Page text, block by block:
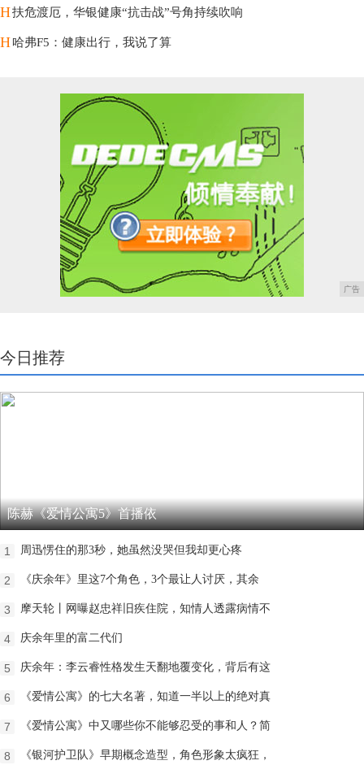
H扶危渡厄，华银健康“抗击战”号角持续吹响
H哈弗F5：健康出行，我说了算
广告
今日推荐
陈赫《爱情公寓5》首播依
1 周迅愣住的那3秒，她虽然没哭但我却更心疼
2 《庆余年》里这7个角色，3个最让人讨厌，其余
3 摩天轮丨网曝赵忠祥旧疾住院，知情人透露病情不
4 庆余年里的富二代们
5 庆余年：李云睿性格发生天翻地覆变化，背后有这
6 《爱情公寓》的七大名著，知道一半以上的绝对真
7 《爱情公寓》中又哪些你不能够忍受的事和人？简
8 《银河护卫队》早期概念造型，角色形象太疯狂，